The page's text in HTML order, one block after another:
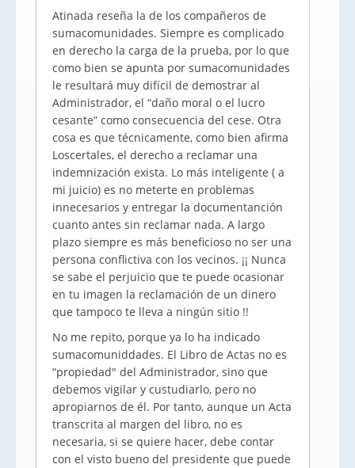
Atinada reseña la de los compañeros de
sumacomunidades. Siempre es complicado
en derecho la carga de la prueba, por lo que
como bien se apunta por sumacomunidades
le resultará muy difícil de demostrar al
Administrador, el “daño moral o el lucro
cesante” como consecuencia del cese. Otra
cosa es que técnicamente, como bien afirma
Loscertales, el derecho a reclamar una
indemnización exista. Lo más inteligente ( a
mi juicio) es no meterte en problemas
innecesarios y entregar la documentanción
cuanto antes sin reclamar nada. A largo
plazo siempre es más beneficioso no ser una
persona conflictiva con los vecinos. ¡¡ Nunca
se sabe el perjuicio que te puede ocasionar
en tu imagen la reclamación de un dinero
que tampoco te lleva a ningún sitio !!
No me repito, porque ya lo ha indicado
sumacomuniddades. El Libro de Actas no es
“propiedad" del Administrador, sino que
debemos vigilar y custudiarlo, pero no
apropiarnos de él. Por tanto, aunque un Acta
transcrita al margen del libro, no es
necesaria, si se quiere hacer, debe contar
con el visto bueno del presidente que puede